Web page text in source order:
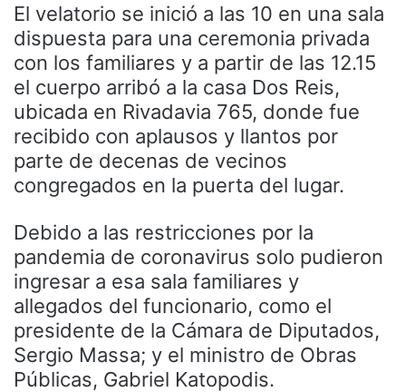
El velatorio se inició a las 10 en una sala
dispuesta para una ceremonia privada
con los familiares y a partir de las 12.15
el cuerpo arribó a la casa Dos Reis,
ubicada en Rivadavia 765, donde fue
recibido con aplausos y llantos por
parte de decenas de vecinos
congregados en la puerta del lugar.
Debido a las restricciones por la
pandemia de coronavirus solo pudieron
ingresar a esa sala familiares y
allegados del funcionario, como el
presidente de la Cámara de Diputados,
Sergio Massa; y el ministro de Obras
Públicas, Gabriel Katopodis.